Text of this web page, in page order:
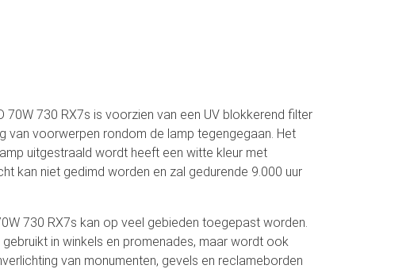
70W 730 RX7s is voorzien van een UV blokkerend filter
van voorwerpen rondom de lamp tegengegaan. Het
uitgestraald wordt heeft een witte kleur met
kan niet gedimd worden en zal gedurende 9.000 uur
730 RX7s kan op veel gebieden toegepast worden.
in winkels en promenades, maar wordt ook
van monumenten, gevels en reclameborden